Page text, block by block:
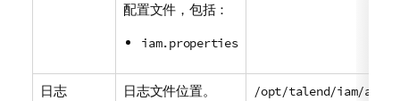
配置文件，包括：
iam.properties
日志 日志文件位置。 /opt/talend/iam/